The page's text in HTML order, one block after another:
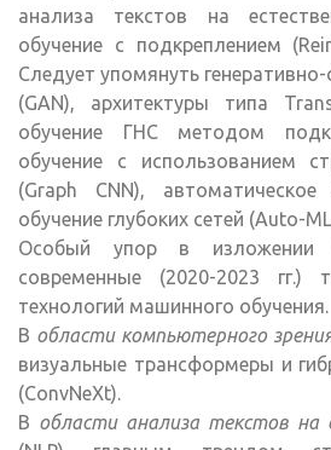
анализа текстов на
обучение с подкреплением
Следует упомянуть
(GAN), архитектуры типа
обучение ГНС методом
обучение с использованием
(Graph CNN), автоматическое
обучение глубоких сетей (Auto-
Особый упор в изложении
современные (2020-2023 гг.)
технологий машинного обучения.
В области компьютерного
визуальные трансформеры и
(ConvNeXt).
В области анализа текстов на